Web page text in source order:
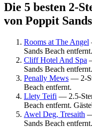
Die 5 besten 2-
von Poppit
Rooms at The Angel
Sands Beach
Cliff Hotel And Spa
Sands Beach entfernt.
Penally Mews — 2-
Beach entfernt.
Llety Teifi — 2.5-
Beach entfernt.
Awel Deg, Tresaith
Sands Beach entfernt.